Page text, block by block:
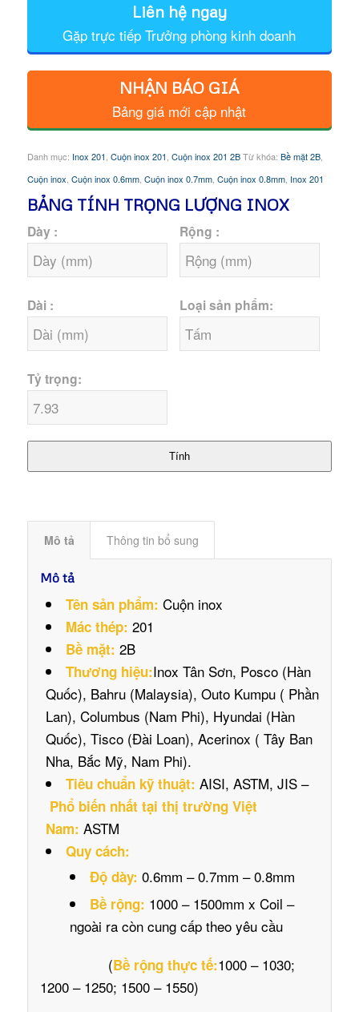
Liên hệ ngay
Gặp trực tiếp Trưởng phòng kinh doanh
NHẬN BÁO GIÁ
Bảng giá mới cập nhật
Danh mục: Inox 201 Cuộn inox 201 Cuộn inox 201 2B Từ khóa: Bề mặt 2B,
Cuộn inox Cuộn inox 0.6mm, Cuộn inox 0.7mm, Cuộn inox 0.8mm, Inox 201
BẢNG TÍNH TRỌNG LƯỢNG INOX
Dày : Rộng :
Dài : Loại sản phẩm:
Tỷ trọng:
Tính
Mô tả Thông tin bổ sung
Mô tả
Tên sản phẩm: Cuộn inox
Mác thép: 201
Bề mặt: 2B
Thương hiệu:Inox Tân Sơn, Posco (Hàn
Quốc), Bahru (Malaysia), Outo Kumpu ( Phần
Lan), Columbus (Nam Phi), Hyundai (Hàn
Quốc), Tisco (Đài Loan), Acerinox ( Tây Ban
Nha, Bắc Mỹ, Nam Phi).
Tiêu chuẩn kỹ thuật: AISI, ASTM, JIS –
Phổ biến nhất tại thị trường Việt
Nam: ASTM
Quy cách:
Độ dày: 0.6mm – 0.7mm – 0.8mm
Bề rộng: 1000 – 1500mm x Coil –
ngoài ra còn cung cấp theo yêu cầu
(Bề rộng thực tế:1000 – 1030;
1200 – 1250; 1500 – 1550)